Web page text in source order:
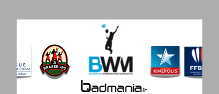
Badminton Wambrechies
Marquette
Bienvenue sur le site du BWM